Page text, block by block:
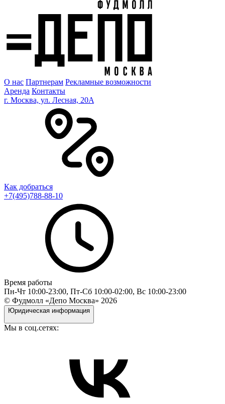
О нас Партнерам Рекламные возможности
Аренда Контакты
г. Москва, ул. Лесная, 20A
Как добраться
+7(495)788-88-10
Время работы
Пн-Чт 10:00-23:00, Пт-Сб 10:00-02:00, Вс 10:00-23:00
© Фудмолл «Депо Москва» 2026
Юридическая информация
Мы в соц.сетях: